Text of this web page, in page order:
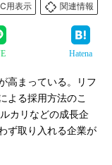
用表示
関連情報
Hatena
高まっている。リフ
よる採用方法のこ
カリなどの成長企
ず取り入れる企業が